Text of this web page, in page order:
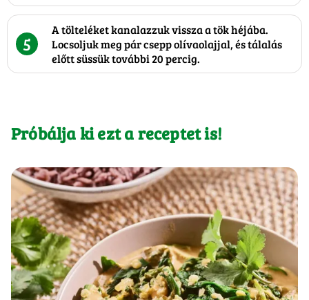
5
A tölteléket kanalazzuk vissza a tök héjába.
Locsoljuk meg pár csepp olívaolajjal, és tálalás
előtt süssük további 20 percig.
Próbálja ki ezt a receptet is!